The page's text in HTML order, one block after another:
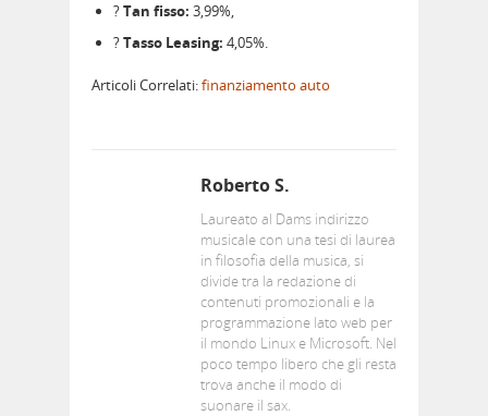
?Tan fisso: 3,99%,
?Tasso Leasing: 4,05%.
Articoli Correlati:finanziamento auto
Roberto S.
Laureato al Dams indirizzo
musicale con una tesi di laurea
in filosofia della musica, si
divide tra la redazione di
contenuti promozionali e la
programmazione lato web per
il mondo Linux e Microsoft. Nel
poco tempo libero che gli resta
trova anche il modo di
suonare il sax.